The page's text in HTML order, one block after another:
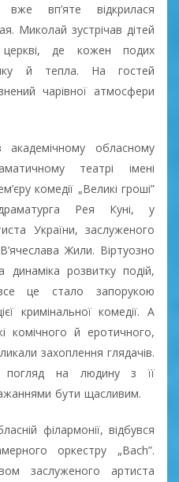
вже вп’яте відкрилася
Миколай зустрічав дітей
церкві, де кожен подих
й тепла. На гостей
чарівної атмосфери
обласному
театрі імені
комедії „Великі гроші”
драматурга Рея Куні, у
України, заслуженого
Жили. Віртуозно
динаміка розвитку подій,
це стало запорукою
кримінальної комедії. А
комічного й еротичного,
захоплення глядачів.
погляд на людину з її
бути щасливим.
філармонії, відбувся
оркестру „Bach”.
заслуженого артиста